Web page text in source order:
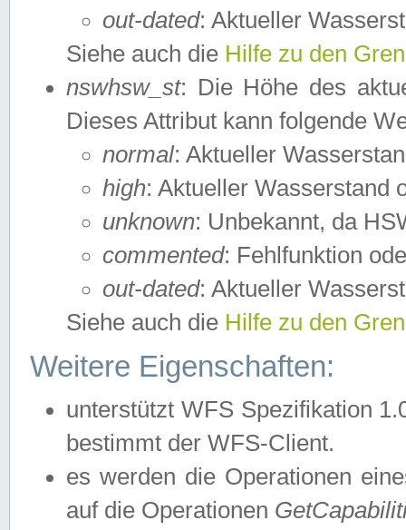
out-dated: Aktueller
Siehe auch die Hilfe zu den
nswhsw_st: Die Höhe des
Dieses Attribut kann folgende
normal: Aktueller
high: Aktueller Wasserstand
unknown: Unbekannt, da
commented: Fehlfunktion
out-dated: Aktueller
Siehe auch die Hilfe zu den
Weitere Eigenschaften:
unterstützt WFS Spezifikation
bestimmt der WFS-Client.
es werden die Operationen
auf die Operationen